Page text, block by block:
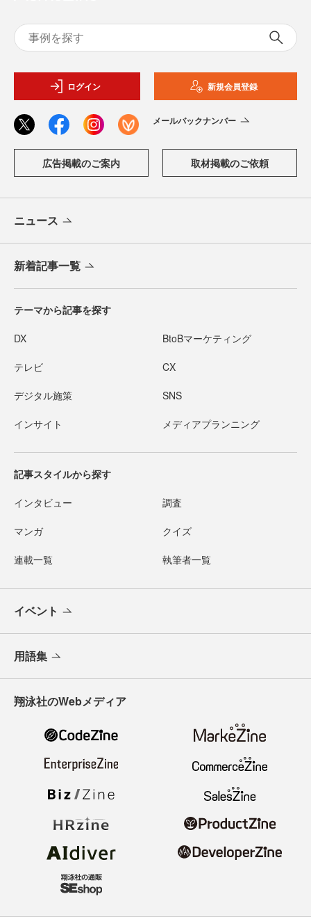
ログイン 新規会員登録
メールバックナンバー
広告掲載のご案内 取材掲載のご依頼
ニュース
新着記事一覧
テーマから記事を探す
DX BtoBマーケティング
テレビ CX
デジタル施策 SNS
インサイト メディアプランニング
記事スタイルから探す
インタビュー 調査
マンガ クイズ
連載一覧 執筆者一覧
イベント
用語集
翔泳社のWebメディア